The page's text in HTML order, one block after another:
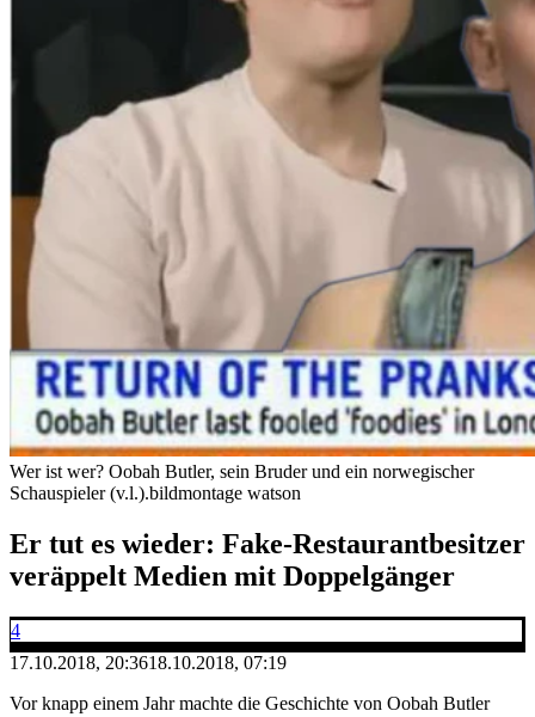
Wer ist wer? Oobah Butler, sein Bruder und ein norwegischer
Schauspieler (v.l.).bildmontage watson
Er tut es wieder: Fake-Restaurantbesitzer
veräppelt Medien mit Doppelgänger
4
17.10.2018, 20:3618.10.2018, 07:19
Vor knapp einem Jahr machte die Geschichte von Oobah Butler